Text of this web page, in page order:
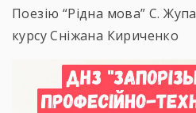
Поезію “Рідна мова” С.
курсу Сніжана Кириченко